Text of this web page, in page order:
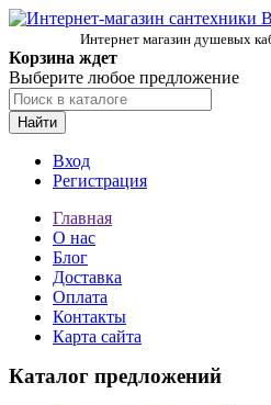
Интернет магазин душевых
Корзина ждет
Выберите любое предложение
Найти
Вход
Регистрация
Главная
О нас
Блог
Доставка
Оплата
Контакты
Карта сайта
Каталог предложений